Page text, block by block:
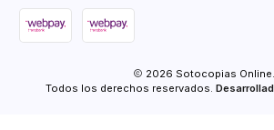
2026 Sotocopias Online.
Todos los derechos reservados.